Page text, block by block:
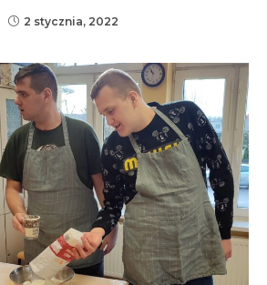
2 stycznia, 2022